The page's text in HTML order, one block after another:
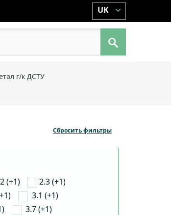
UK
г/к ДСТУ
Сбросить фильтры
(+1)
2.3 (+1)
3.1 (+1)
3.7 (+1)